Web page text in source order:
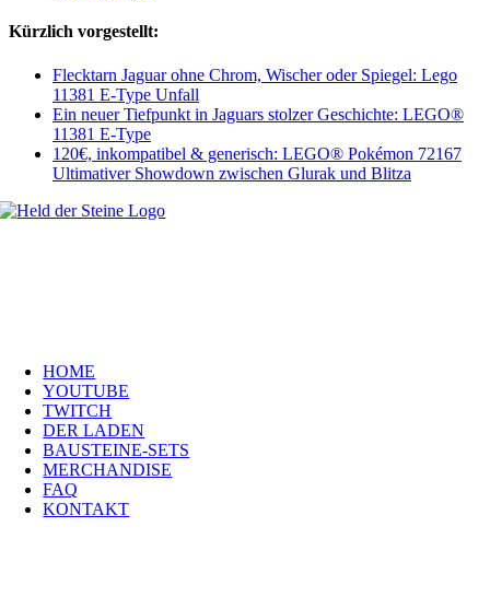
Kürzlich vorgestellt:
Flecktarn Jaguar ohne Chrom, Wischer oder Spiegel: Lego
11381 E-Type Unfall
Ein neuer Tiefpunkt in Jaguars stolzer Geschichte: LEGO®
11381 E-Type
120€, inkompatibel & generisch: LEGO® Pokémon 72167
Ultimativer Showdown zwischen Glurak und Blitza
HOME
YOUTUBE
TWITCH
DER LADEN
BAUSTEINE-SETS
MERCHANDISE
FAQ
KONTAKT